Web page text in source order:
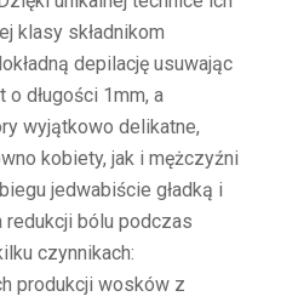
klasy składnikom
depilację usuwając
długości 1mm, a
wyjątkowo delikatne,
kobiety, jak i mężczyźni
jedwabiście gładką i
redukcji bólu podczas
czynnikach:
produkcji wosków z